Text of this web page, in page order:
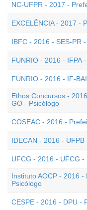
NC-UFPR - 2017 -
EXCELÊNCIA - 2017 -
IBFC - 2016 - SES-PR
FUNRIO - 2016 - IFPA
FUNRIO - 2016 - IF-
Ethos Concursos -
GO - Psicólogo
COSEAC - 2016 -
IDECAN - 2016 - UFPB
UFCG - 2016 - UFCG -
Instituto AOCP - 2016
Psicólogo
CESPE - 2016 - DPU -